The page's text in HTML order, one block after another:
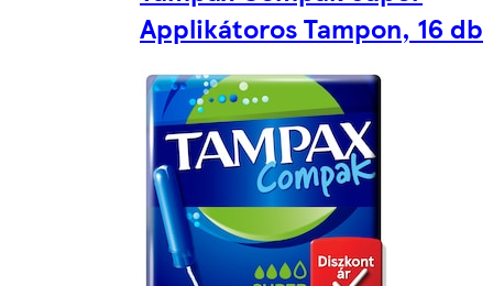
Applikátoros Tampon, 16 db